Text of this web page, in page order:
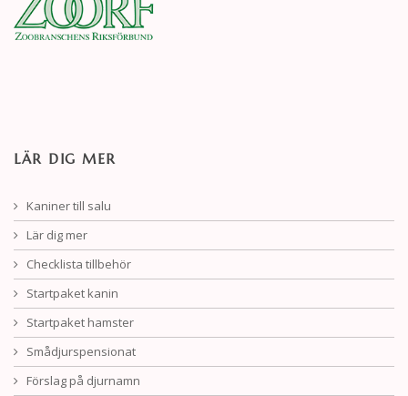
LÄR DIG MER
Kaniner till salu
Lär dig mer
Checklista tillbehör
Startpaket kanin
Startpaket hamster
Smådjurspensionat
Förslag på djurnamn